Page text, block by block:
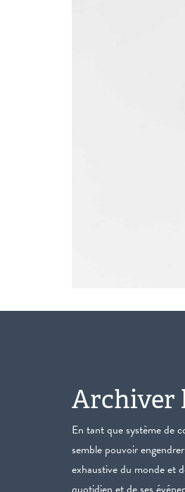
Archiver
En tant que système de
semble pouvoir
exhaustive du monde et